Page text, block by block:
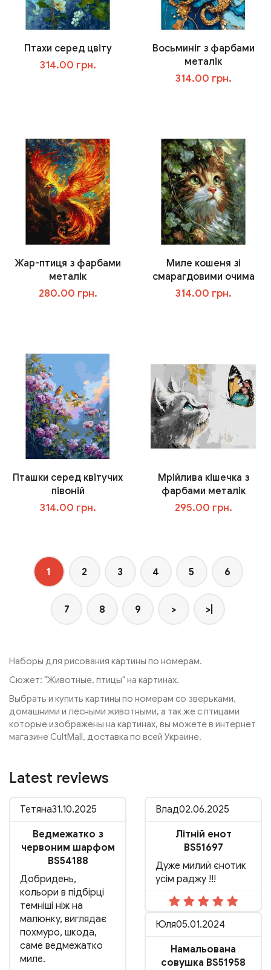
Птахи серед цвіту
314.00 грн.
Восьминіг з фарбами
металік
314.00 грн.
Жар-птиця з фарбами
металік
280.00 грн.
Миле кошеня зі
смарагдовими очима
314.00 грн.
Пташки серед квітучих
півоній
314.00 грн.
Мрійлива кішечка з
фарбами металік
295.00 грн.
1 2 3 4 5 6
7 8 9 > >|
Наборы для рисования картины по номерам.
Сюжет: "Животные, птицы" на картинах.
Выбрать и купить картины по номерам со зверьками,
домашними и лесными животными, а так же с птицами
которые изображены на картинах, вы можете в интернет
магазине CultMall, доставка по всей Украине.
Latest reviews
Тетяна31.10.2025
Ведмежатко з
червоним шарфом
BS54188
Добридень,
кольори в підбірці
темніші ніж на
малюнку, виглядає
похмуро, шкода,
саме ведмежатко
миле.
Влад02.06.2025
Літній енот
BS51697
Дуже милий єнотик
усім раджу !!!
Юля05.01.2024
Намальована
совушка BS51958